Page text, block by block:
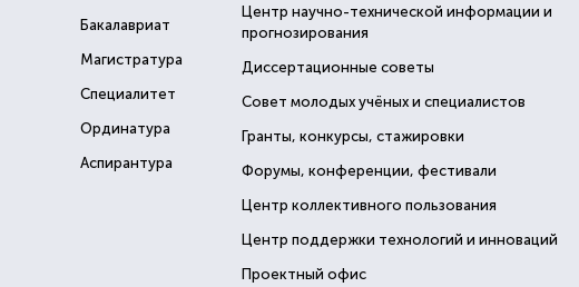
Бакалавриат
Магистратура
Специалитет
Ординатура
Аспирантура
Центр научно-технической информации и
прогнозирования
Диссертационные советы
Совет молодых учёных и специалистов
Гранты, конкурсы, стажировки
Форумы, конференции, фестивали
Центр коллективного пользования
Центр поддержки технологий и инноваций
Проектный офис